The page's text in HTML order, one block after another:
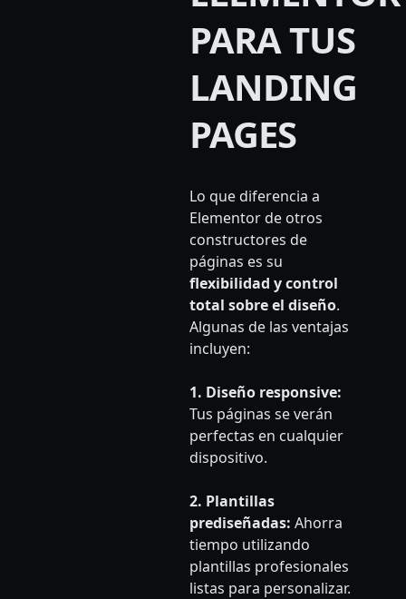
PARA TUS
LANDING
PAGES
Lo que diferencia a
Elementor de otros
constructores de
páginas es su
flexibilidad y control
total sobre el diseño.
Algunas de las ventajas
incluyen:
1. Diseño responsive:
Tus páginas se verán
perfectas en cualquier
dispositivo.
2. Plantillas
prediseñadas: Ahorra
tiempo utilizando
plantillas profesionales
listas para personalizar.